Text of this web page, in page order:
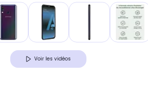
Voir les vidéos